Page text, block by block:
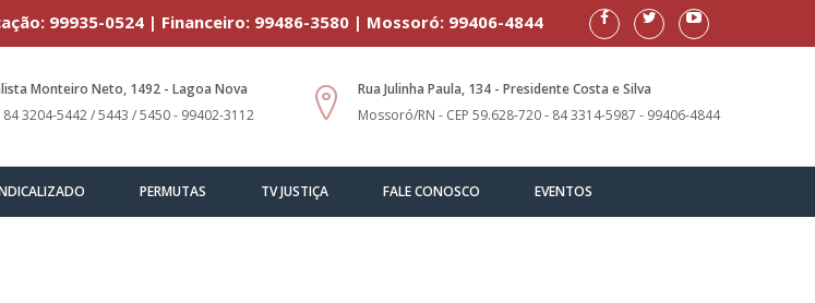
99935-0524 | Financeiro: 99486-3580 | Mossoró: 99406-4844
Monteiro Neto, 1492 - Lagoa Nova
84 3204-5442 / 5443 / 5450 - 99402-3112
Rua Julinha Paula, 134 - Presidente Costa e Silva
Mossoró/RN - CEP 59.628-720 - 84 3314-5987 - 99406-4844
PERMUTAS TV JUSTIÇA FALE CONOSCO EVENTOS